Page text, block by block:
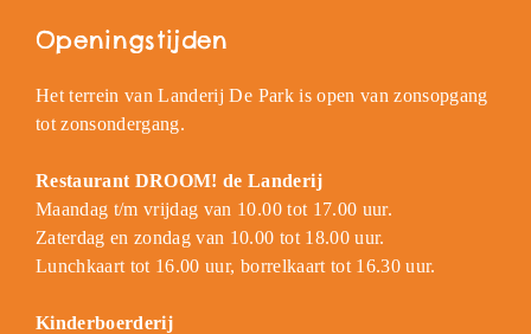
Openingstijden
Het terrein van Landerij De Park is open van zonsopgang
tot zonsondergang.
Restaurant DROOM! de Landerij
Maandag t/m vrijdag van 10.00 tot 17.00 uur.
Zaterdag en zondag van 10.00 tot 18.00 uur.
Lunchkaart tot 16.00 uur, borrelkaart tot 16.30 uur.
Kinderboerderij